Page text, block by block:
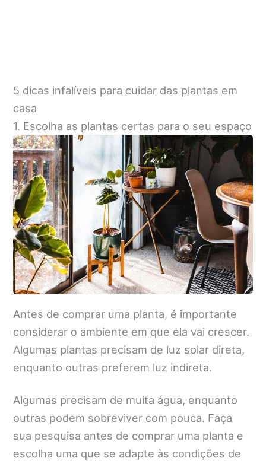
5 dicas infalíveis para cuidar das plantas em
casa
1. Escolha as plantas certas para o seu espaço
Antes de comprar uma planta, é importante
considerar o ambiente em que ela vai crescer.
Algumas plantas precisam de luz solar direta,
enquanto outras preferem luz indireta.
Algumas precisam de muita água, enquanto
outras podem sobreviver com pouca. Faça
sua pesquisa antes de comprar uma planta e
escolha uma que se adapte às condições de